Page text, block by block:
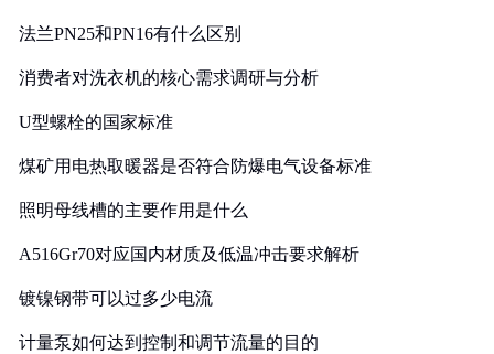
法兰PN25和PN16有什么区别
消费者对洗衣机的核心需求调研与分析
U型螺栓的国家标准
煤矿用电热取暖器是否符合防爆电气设备标准
照明母线槽的主要作用是什么
A516Gr70对应国内材质及低温冲击要求解析
镀镍钢带可以过多少电流
计量泵如何达到控制和调节流量的目的